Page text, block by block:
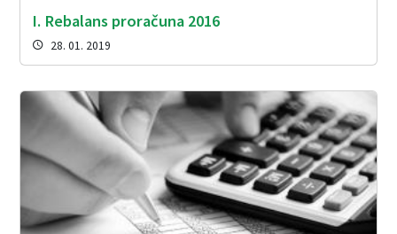
I. Rebalans proračuna 2016
28. 01. 2019